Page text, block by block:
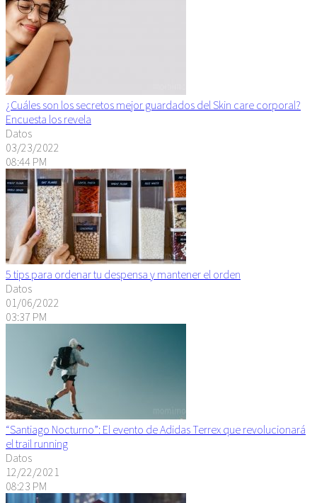
¿Cuáles son los secretos mejor guardados del Skin care corporal?
Encuesta los revela
Datos
03/23/2022
08:44 PM
5 tips para ordenar tu despensa y mantener el orden
Datos
01/06/2022
03:37 PM
“Santiago Nocturno”: El evento de Adidas Terrex que revolucionará
el trail running
Datos
12/22/2021
08:23 PM